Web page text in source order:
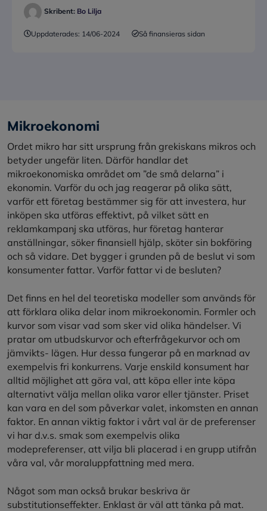
Skribent: Bo Lilja
Uppdaterades: 14/06-2024 Så finansieras sidan
Mikroekonomi
Ordet mikro har sitt ursprung från grekiskans mikros och
betyder ungefär liten. Därför handlar det
mikroekonomiska området om ”de små delarna” i
ekonomin. Varför du och jag reagerar på olika sätt,
varför ett företag bestämmer sig för att investera, hur
inköpen ska utföras effektivt, på vilket sätt en
reklamkampanj ska utföras, hur företag hanterar
anställningar, söker finansiell hjälp, sköter sin bokföring
och så vidare. Det bygger i grunden på de beslut vi som
konsumenter fattar. Varför fattar vi de besluten?
Det finns en hel del teoretiska modeller som används för
att förklara olika delar inom mikroekonomin. Formler och
kurvor som visar vad som sker vid olika händelser. Vi
pratar om utbudskurvor och efterfrågekurvor och om
jämvikts- lägen. Hur dessa fungerar på en marknad av
exempelvis fri konkurrens. Varje enskild konsument har
alltid möjlighet att göra val, att köpa eller inte köpa
alternativt välja mellan olika varor eller tjänster. Priset
kan vara en del som påverkar valet, inkomsten en annan
faktor. En annan viktig faktor i vårt val är de preferenser
vi har d.v.s. smak som exempelvis olika
modepreferenser, att vilja bli placerad i en grupp utifrån
våra val, vår moraluppfattning med mera.
Något som man också brukar beskriva är
substitutionseffekter. Enklast är väl att tänka på mat.